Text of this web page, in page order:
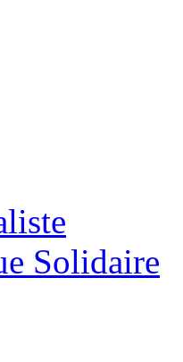
Solidaire